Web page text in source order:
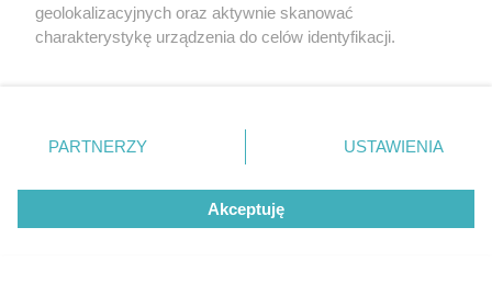
Żaden utwór zamieszczony w serwisie nie może być powielany i
eksploatacji w jakiejkolwiek formie, włącznie z umieszczaniem w
Internecie bez pisemnej zgody właściciela praw. Jakiekolwiek użycie lub
wykorzystanie utworów w całości lub w części z naruszeniem prawa,
geolokalizacyjnych oraz aktywnie skanować
charakterystykę urządzenia do celów identyfikacji.
zmienić/wycofać klikając przycisk ustawień prywatności
znajdujący się w lewym dolnym rogu strony
rodzaje przetwarzania danych nie wymagają zgody
użytkownika, ale masz prawo sprzeciwić się takiemu
przetwarzaniu. Preferencje będą miały zastosowanie tylko
PARTNERZY USTAWIENIA
Akceptuję